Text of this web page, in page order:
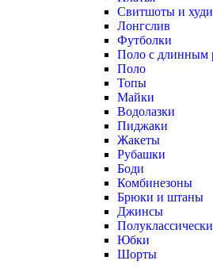
Свитшоты и худи
Лонгслив
Футболки
Поло с длинным
Поло
Топы
Майки
Водолазки
Пиджаки
Жакеты
Рубашки
Боди
Комбинезоны
Брюки и штаны
Джинсы
Юбки
Шорты